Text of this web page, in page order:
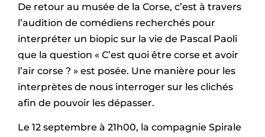
De retour au musée de la Corse, c’est à travers
l’audition de comédiens recherchés pour
interpréter un biopic sur la vie de Pascal Paoli
que la question « C’est quoi être corse et avoir
l’air corse ? » est posée. Une manière pour les
interprètes de nous interroger sur les clichés
afin de pouvoir les dépasser.
Le 12 septembre à 21h00, la compagnie Spirale